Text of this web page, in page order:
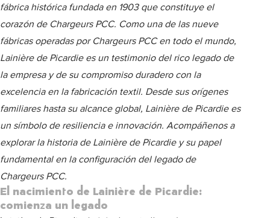
fábrica histórica fundada en 1903 que constituye el
corazón de Chargeurs PCC. Como una de las nueve
fábricas operadas por Chargeurs PCC en todo el mundo,
Lainière de Picardie es un testimonio del rico legado de
la empresa y de su compromiso duradero con la
excelencia en la fabricación textil. Desde sus orígenes
familiares hasta su alcance global, Lainière de Picardie es
un símbolo de resiliencia e innovación. Acompáñenos a
explorar la historia de Lainière de Picardie y su papel
fundamental en la configuración del legado de
Chargeurs PCC.
El nacimiento de Lainière de Picardie:
comienza un legado